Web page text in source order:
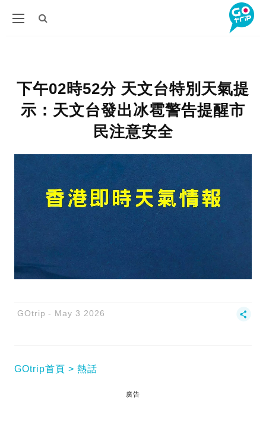
下午02時52分 天文台特別天氣提
示：天文台發出冰雹警告提醒市
民注意安全
GOtrip May 3 2026
GOtrip首頁 熱話
廣告